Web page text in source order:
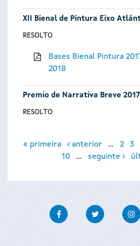
XII Bienal de Pintura Eixo
RESOLTO
Bases Bienal Pintura
2018
Premio de Narrativa Breve 2017
RESOLTO
Páxinas
« primeira ‹ anterior … 2 3
10
… seguinte ›
FacebookTwitter